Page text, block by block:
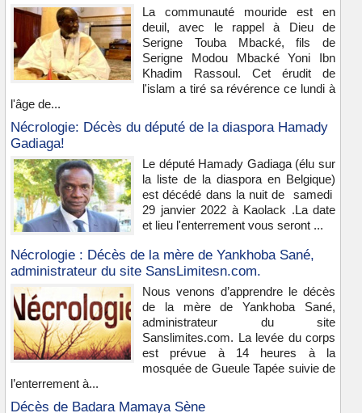
La communauté mouride est en
deuil, avec le rappel à Dieu de
Serigne Touba Mbacké, fils de
Serigne Modou Mbacké Yoni Ibn
Khadim Rassoul. Cet érudit de
l'islam a tiré sa révérence ce lundi à
l'âge de...
Nécrologie: Décès du député de la diaspora Hamady
Gadiaga!
Le député Hamady Gadiaga (élu sur
la liste de la diaspora en Belgique)
est décédé dans la nuit de samedi
29 janvier 2022 à Kaolack .La date
et lieu l'enterrement vous seront ...
Nécrologie : Décès de la mère de Yankhoba Sané,
administrateur du site SansLimitesn.com.
Nous venons d’apprendre le décès
de la mère de Yankhoba Sané,
administrateur du site
Sanslimites.com. La levée du corps
est prévue à 14 heures à la
mosquée de Gueule Tapée suivie de
l’enterrement à...
Décès de Badara Mamaya Sène